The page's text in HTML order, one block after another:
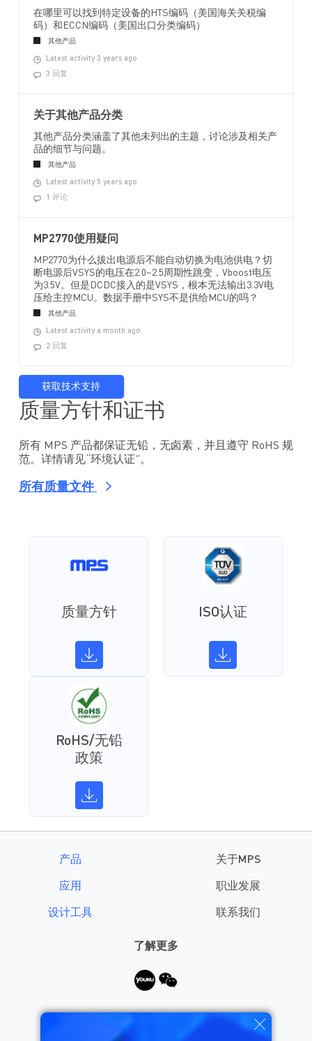
在哪里可以找到特定设备的HTS编码（美国海关关税编
码）和ECCN编码（美国出口分类编码）
其他产品
Latest activity 3 years ago
3 回复
关于其他产品分类
其他产品分类涵盖了其他未列出的主题，讨论涉及相关产
品的细节与问题。
其他产品
Latest activity 5 years ago
1 评论
MP2770使用疑问
MP2770为什么拔出电源后不能自动切换为电池供电？切
断电源后VSYS的电压在2.0~2.5周期性跳变，Vboost电压
为3.5V。但是DCDC接入的是VSYS，根本无法输出3.3V电
压给主控MCU。数据手册中SYS不是供给MCU的吗？
其他产品
Latest activity a month ago
2 回复
获取技术支持
质量方针和证书
所有 MPS 产品都保证无铅，无卤素，并且遵守 RoHS 规
范。详情请见“环境认证”。
所有质量文件
质量方针 ISO认证
RoHS/无铅
政策
产品
应用
设计工具
关于MPS
职业发展
联系我们
了解更多
需要帮助？